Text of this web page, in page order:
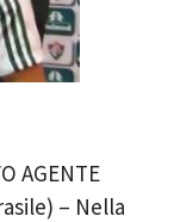
AGENTE
– Nella